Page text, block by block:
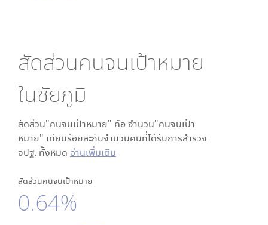
สัดส่วนคนจนเป้าหมาย
ในชัยภูมิ
สัดส่วน"คนจนเป้าหมาย" คือ จำนวน"คนจนเป้า
หมาย" เทียบร้อยละกับจำนวนคนที่ได้รับการสำรวจ
จปฐ. ทั้งหมด อ่านเพิ่มเติม
สัดส่วนคนจนเป้าหมาย
0.64%